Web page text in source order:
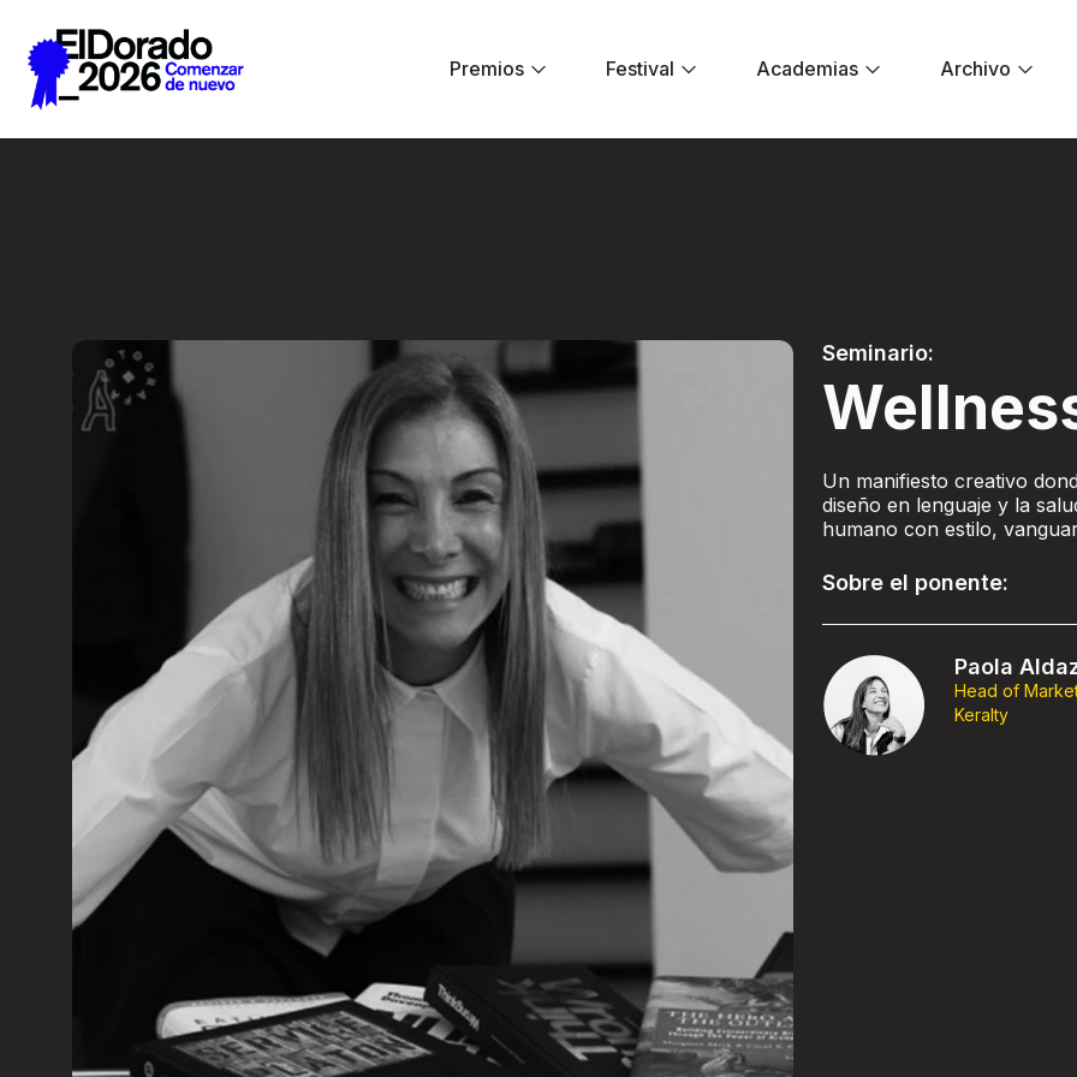
Premios
Festival Academias Archivo
Seminario:
Un manifiesto creativo
diseño en lenguaje y la
humano con estilo,
Sobre el ponente:
Paola
Head of
Keralty